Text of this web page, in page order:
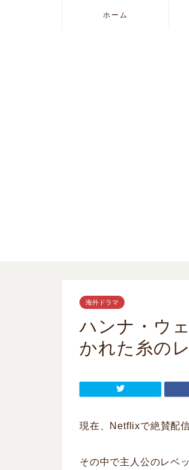
ホーム
海外ドラマ
ハンナ・ウ
かれた糸の
現在、Netflixで絶賛配
その中で主人公のレベ